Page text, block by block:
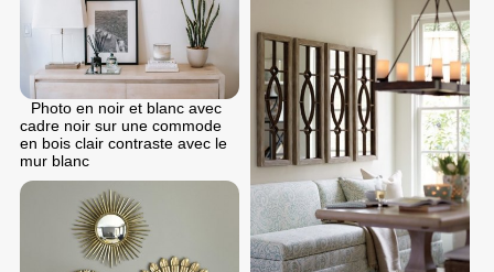
Photo en noir et blanc avec
cadre noir sur une commode
en bois clair contraste avec le
mur blanc